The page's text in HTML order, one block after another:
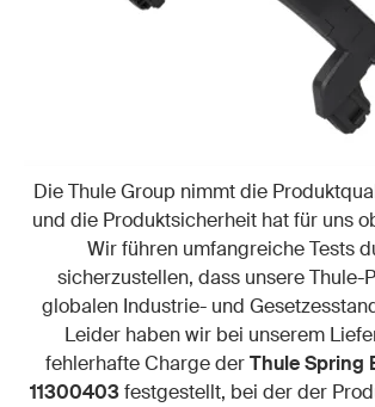
Die Thule Group nimmt die
und die Produktsicherheit hat für uns
Wir führen umfangreiche Tests
sicherzustellen, dass unsere Thule-
globalen Industrie- und
Leider haben wir bei unserem
fehlerhafte Charge derThule Spring
11300403festgestellt, bei der der